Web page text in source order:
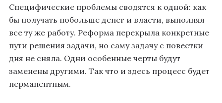
Специфические проблемы сводятся к одной: как
бы получать побольше денег и власти, выполняя
все ту же работу. Реформа перекрыла конкретные
пути решения задачи, но саму задачу с повестки
дня не сняла. Одни особенные черты будут
заменены другими. Так что и здесь процесс будет
перманентным.